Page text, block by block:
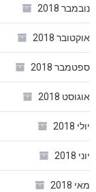
נובמבר 2018
אוקטובר 2018
ספטמבר 2018
אוגוסט 2018
יולי 2018
יוני 2018
מאי 2018